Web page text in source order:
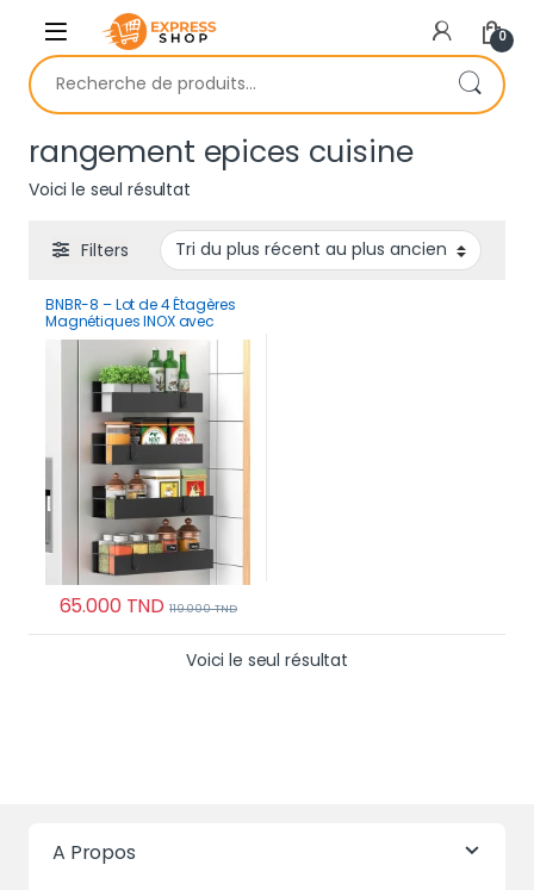
Skip to navigation
Skip to content
0
Recherche pour :
rangement epices cuisine
Voici le seul résultat
Filters
BNBR-8 – Lot de 4 Étagères
Magnétiques INOX avec
Crochets Rangement
Pratique Cuisine Salle de
Bain Réfrigérateur
65.000TND 119.000TND
Voici le seul résultat
A Propos